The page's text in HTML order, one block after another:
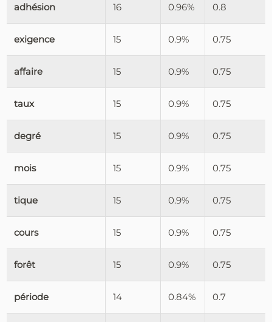
adhésion 16 0.96% 0.8
exigence 15 0.9% 0.75
affaire 15 0.9% 0.75
taux 15 0.9% 0.75
degré 15 0.9% 0.75
mois 15 0.9% 0.75
tique 15 0.9% 0.75
cours 15 0.9% 0.75
forêt 15 0.9% 0.75
période 14 0.84% 0.7